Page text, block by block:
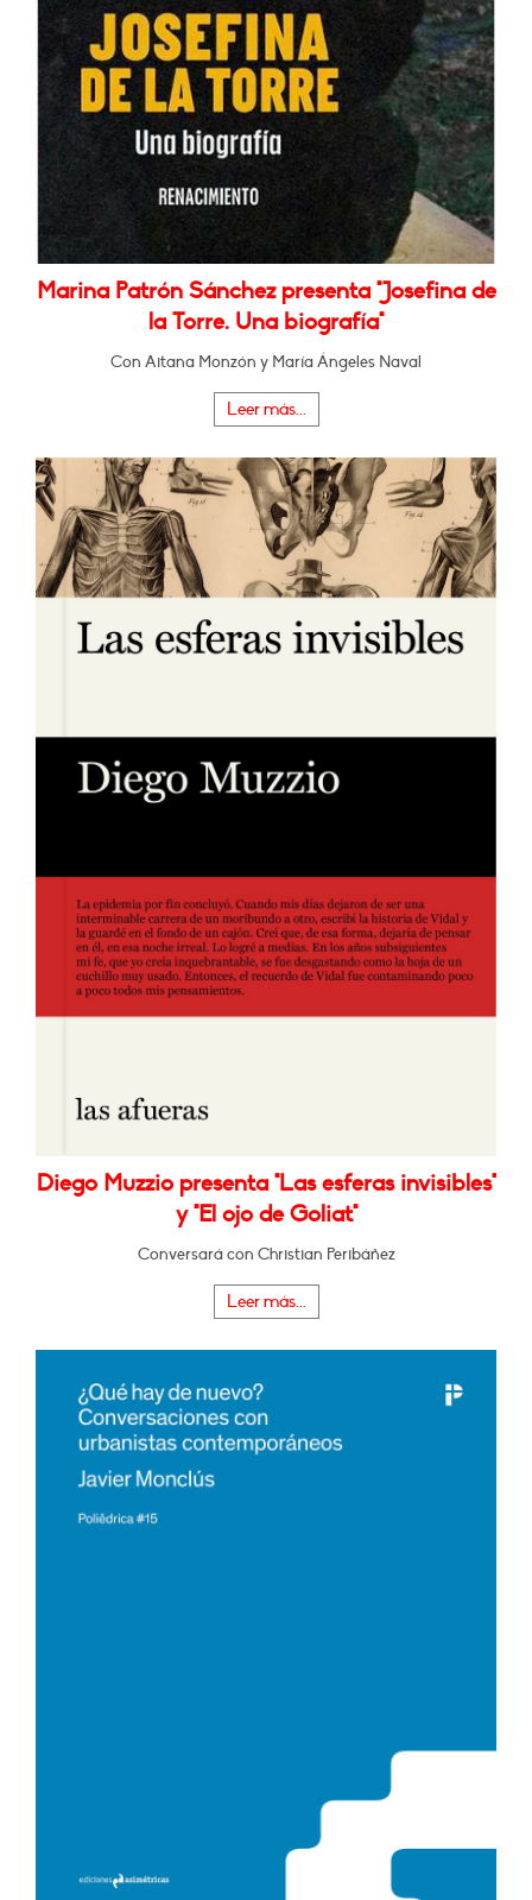
Marina Patrón Sánchez presenta "Josefina de
la Torre. Una biografía"
Con Aitana Monzón y María Ángeles Naval
Leer más...
Diego Muzzio presenta "Las esferas invisibles"
y "El ojo de Goliat"
Conversará con Christian Peribáñez
Leer más...